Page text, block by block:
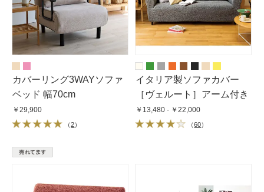
カバーリング3WAYソファ
ベッド 幅70cm
￥29,900
（2）
イタリア製ソファカバー
［ヴェルート］アーム付き
￥13,480 - ￥22,000
（60）